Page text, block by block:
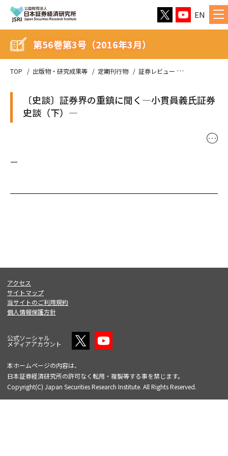
EN
TOP 出版物・研究成果等 定期刊行物 証券レビュー
第56巻第3号（2016年3月）
〔史談〕証券界の重鎮に聞く—小貫員義氏証券
史談（下）—
･･･
—
アクセス
サイトマップ
当サイトのご利用規約
個人情報保護方針
公式ソーシャル
メディアアカウント
本ホームページの内容は、
日本証券経済研究所の許可なく転用・複製等する事を禁じます。
Copyright(C) Japan Securities Research Institute. All Rights Reserved.